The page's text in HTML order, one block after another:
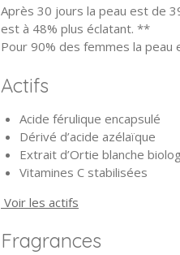
Après 30 jours la peau est de
est à 48% plus éclatant. **
Pour 90% des femmes la
Actifs
Acide férulique encapsulé
Dérivé d’acide azélaïque
Extrait d’Ortie blanche
Vitamines C stabilisées
Voir les actifs
Fragrances